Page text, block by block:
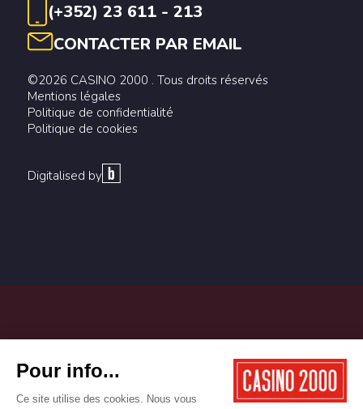
(+352) 23 611 - 213
CONTACTER PAR EMAIL
©2026 CASINO 2000 . Tous droits réservés
Mentions légales
Politique de confidentialité
Politique de cookies
Digitalised by